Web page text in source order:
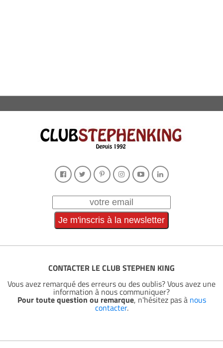
CONTACTER LE CLUB STEPHEN KING
Vous avez remarqué des erreurs ou des oublis? Vous avez une
information à nous communiquer?
Pour toute question ou remarque, n'hésitez pas à nous
contacter.